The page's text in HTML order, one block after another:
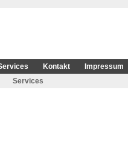
Kontakt
Impressum
Services